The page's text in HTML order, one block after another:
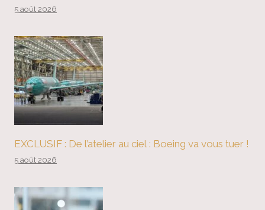
5 août 2026
EXCLUSIF : De l’atelier au ciel : Boeing va vous tuer !
5 août 2026